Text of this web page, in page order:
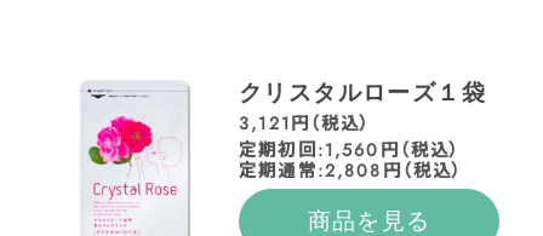
クリスタルローズ１袋
3,121円（税込）
定期初回:1,560円（税込）
定期通常:2,808円（税込）
商品を見る